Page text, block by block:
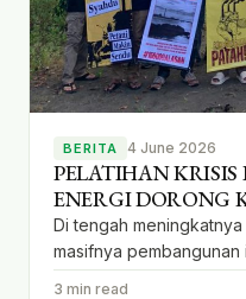
BERITA 4 June 2026
PELATIHAN
ENERGI DORONG
MUDA CILACAP
PEMBANGUNAN
Di tengah
masifnya
puluhan mahasiswa,
3 min read